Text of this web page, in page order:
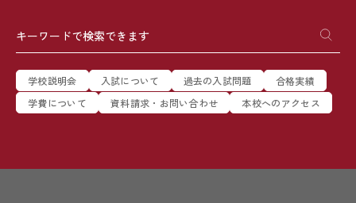
学校説明会 入試について 過去の入試問題
合格実績
学費について
資料請求・お問い合わせ 本校へのアクセス